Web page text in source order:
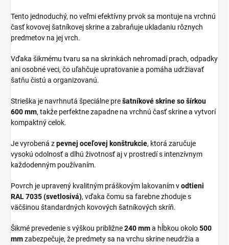
Tento jednoduchý, no veľmi efektívny prvok sa montuje na vrchnú
časť kovovej šatníkovej skrine a zabraňuje ukladaniu rôznych
predmetov na jej vrch.
Vďaka šikmému tvaru sa na skrinkách nehromadí prach, odpadky
ani osobné veci, čo uľahčuje upratovanie a pomáha udržiavať
šatňu čistú a organizovanú.
Strieška je navrhnutá špeciálne prešatníkové skrine so šírkou
600 mm, takže perfektne zapadne na vrchnú časť skrine a vytvorí
kompaktný celok.
Je vyrobená zpevnej oceľovej konštrukcie, ktorá zaručuje
vysokú odolnosť a dlhú životnosť aj v prostredí s intenzívnym
každodenným používaním.
Povrch je upravený kvalitným práškovým lakovaním vodtieni
RAL 7035 (svetlosivá), vďaka čomu sa farebne zhoduje s
väčšinou štandardných kovových šatníkových skríň.
Šikmé prevedenie s výškou približne240 mma hĺbkou okolo500
mmzabezpečuje, že predmety sa na vrchu skrine neudržia a